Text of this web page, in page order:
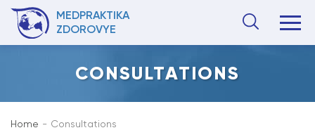
MEDPRAKTIKA
ZDOROVYE
CONSULTATIONS
Home Consultations